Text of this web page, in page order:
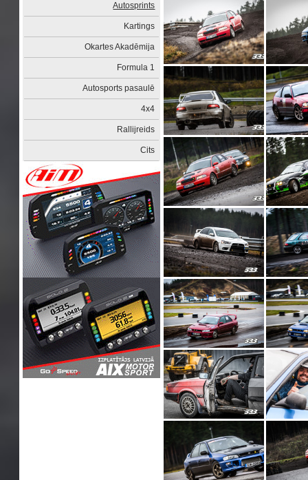
Autosprints
Kartings
Okartes Akadēmija
Formula 1
Autosports pasaulē
4x4
Rallijreids
Cits